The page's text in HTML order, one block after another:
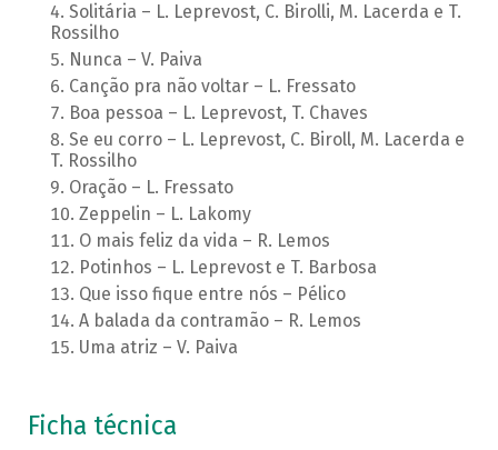
Solitária – L. Leprevost, C. Birolli, M. Lacerda e T.
Rossilho
Nunca – V. Paiva
Canção pra não voltar – L. Fressato
Boa pessoa – L. Leprevost, T. Chaves
Se eu corro – L. Leprevost, C. Biroll, M. Lacerda e
T. Rossilho
Oração – L. Fressato
Zeppelin – L. Lakomy
O mais feliz da vida – R. Lemos
Potinhos – L. Leprevost e T. Barbosa
Que isso fique entre nós – Pélico
A balada da contramão – R. Lemos
Uma atriz – V. Paiva
Ficha técnica